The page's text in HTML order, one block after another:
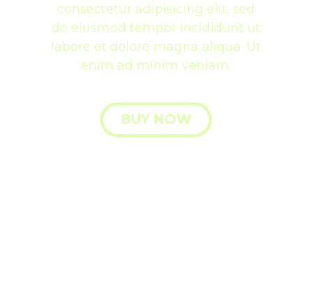
consectetur adipisicing elit, sed
do eiusmod tempor incididunt ut
labore et dolore magna aliqua. Ut
enim ad minim veniam.
BUY NOW